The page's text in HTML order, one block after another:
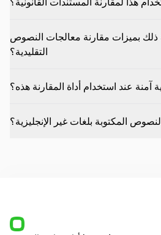
بميزات مقارنة معالجات النصوص
التقليدية؟
آمنة عند استخدام أداة المقارنة هذه؟
المكتوبة بلغات غير الإنجليزية؟